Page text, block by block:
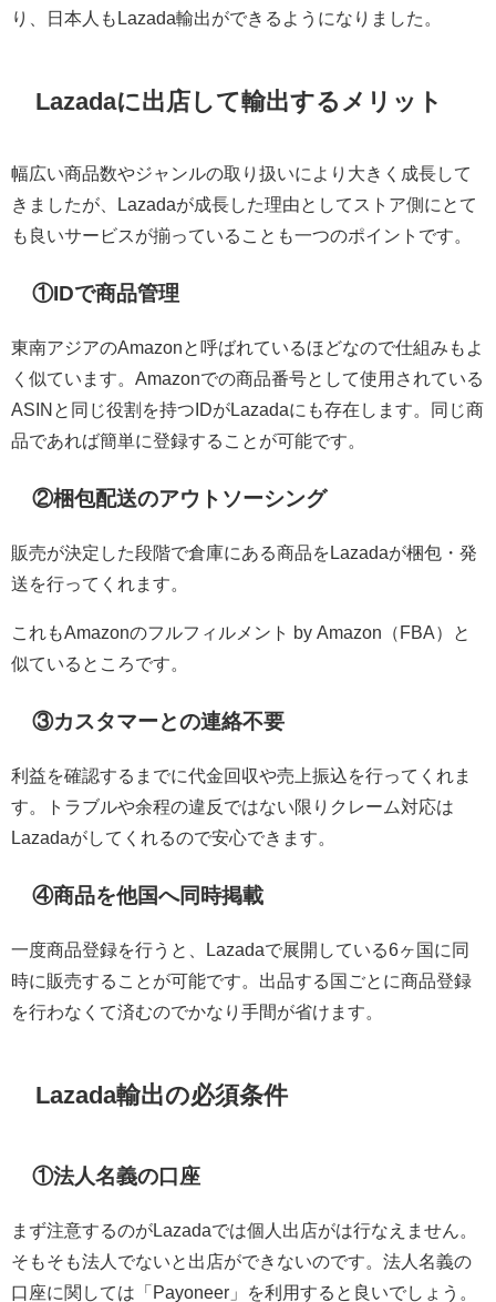
り、日本人もLazada輸出ができるようになりました。
Lazadaに出店して輸出するメリット
幅広い商品数やジャンルの取り扱いにより大きく成長して
きましたが、Lazadaが成長した理由としてストア側にとて
も良いサービスが揃っていることも一つのポイントです。
①IDで商品管理
東南アジアのAmazonと呼ばれているほどなので仕組みもよ
く似ています。Amazonでの商品番号として使用されている
ASINと同じ役割を持つIDがLazadaにも存在します。同じ商
品であれば簡単に登録することが可能です。
②梱包配送のアウトソーシング
販売が決定した段階で倉庫にある商品をLazadaが梱包・発
送を行ってくれます。
これもAmazonのフルフィルメント by Amazon（FBA）と
似ているところです。
③カスタマーとの連絡不要
利益を確認するまでに代金回収や売上振込を行ってくれま
す。トラブルや余程の違反ではない限りクレーム対応は
Lazadaがしてくれるので安心できます。
④商品を他国へ同時掲載
一度商品登録を行うと、Lazadaで展開している6ヶ国に同
時に販売することが可能です。出品する国ごとに商品登録
を行わなくて済むのでかなり手間が省けます。
Lazada輸出の必須条件
①法人名義の口座
まず注意するのがLazadaでは個人出店がは行なえません。
そもそも法人でないと出店ができないのです。法人名義の
口座に関しては「Payoneer」を利用すると良いでしょう。